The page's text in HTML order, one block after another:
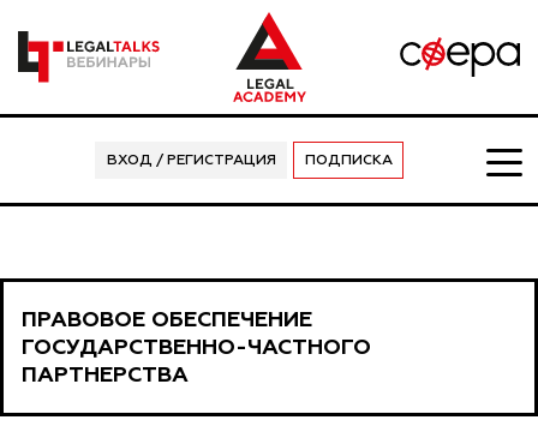
ВХОД / РЕГИСТРАЦИЯ ПОДПИСКА
ПРАВОВОЕ ОБЕСПЕЧЕНИЕ
ГОСУДАРСТВЕННО-ЧАСТНОГО
ПАРТНЕРСТВА